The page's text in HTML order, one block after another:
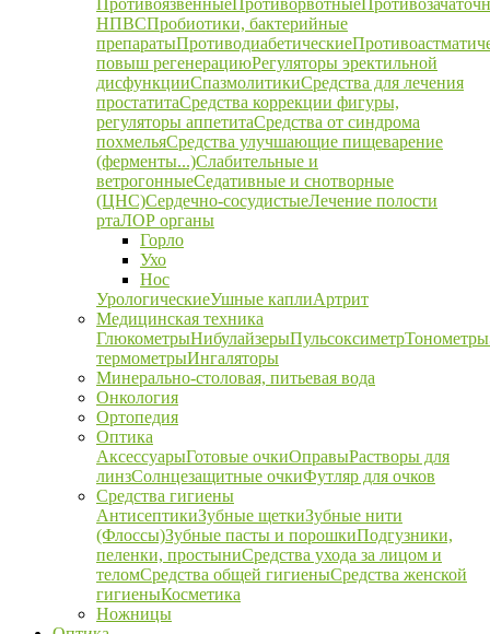
ПротивоязвенныеПротиворвотные
НПВСПробиотики, бактерийные
препаратыПротиводиабетические
повыш регенерациюРегуляторы эректильной
дисфункцииСпазмолитикиСредства для лечения
простатитаСредства коррекции фигуры,
регуляторы аппетитаСредства от синдрома
похмельяСредства улучшающие пищеварение
(ферменты...)Слабительные и
ветрогонныеСедативные и снотворные
(ЦНС)Сердечно-сосудистыеЛечение полости
ртаЛОР органы
Горло
Ухо
Нос
УрологическиеУшные каплиАртрит
Медицинская техника
ГлюкометрыНибулайзерыПульсоксиметрТонометры
термометрыИнгаляторы
Минерально-столовая, питьевая вода
Онкология
Ортопедия
Оптика
АксессуарыГотовые очкиОправыРастворы для
линзСолнцезащитные очкиФутляр для очков
Средства гигиены
АнтисептикиЗубные щеткиЗубные нити
(Флоссы)Зубные пасты и порошкиПодгузники,
пеленки, простыниСредства ухода за лицом и
теломСредства общей гигиеныСредства женской
гигиеныКосметика
Ножницы